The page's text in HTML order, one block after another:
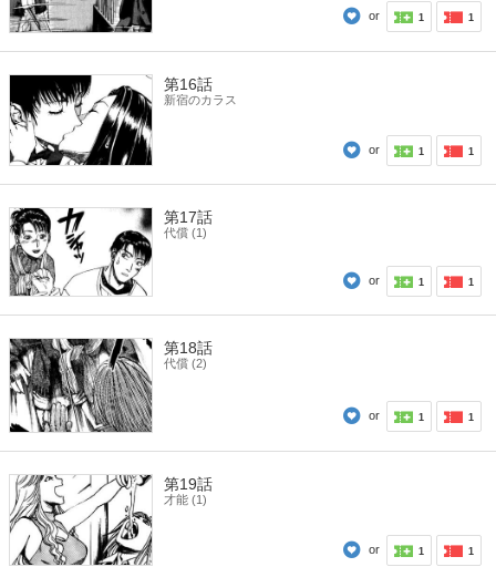
or 1 1
第16話
新宿のカラス
or 1 1
第17話
代償 (1)
or 1 1
第18話
代償 (2)
or 1 1
第19話
才能 (1)
or 1 1